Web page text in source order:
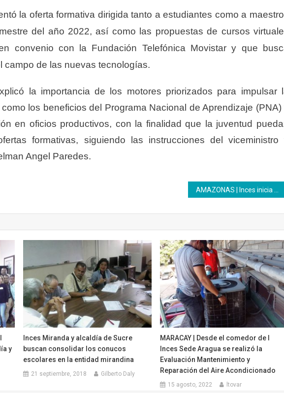
la oferta formativa dirigida tanto a estudiantes como a
del año 2022,así como las propuestas de cursos
convenio con la Fundación Telefónica Movistar y que
campo de las nuevas tecnologías.
la importancia de los motores priorizados para impulsar
los beneficios del Programa Nacional de Aprendizaje (PNA)
en oficios productivos, con la finalidad que la juventud
formativas, siguiendo las instrucciones del viceministro
Angel Paredes.
AMAZONAS | Inces inicia formaciones en centros educativos
y
Inces Miranda y alcaldía de Sucre
buscan consolidar los conucos
escolares en la entidad mirandina
21 septiembre, 2018 Gilberto Daly
MARACAY | Desde el comedor de l
Inces Sede Aragua se realizó la
Evaluación Mantenimiento y
Reparación del Aire Acondicionado
15 agosto, 2022 ltovar